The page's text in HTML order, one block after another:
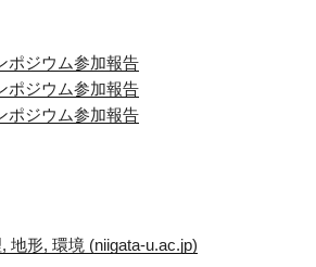
ポジウム参加報告
ポジウム参加報告
ポジウム参加報告
地形, 環境 (niigata-u.ac.jp)